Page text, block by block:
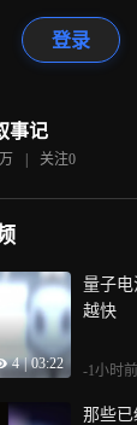
登录
事记
| 关注0
4 | 03:22
量子
越快
-1小时前
那些